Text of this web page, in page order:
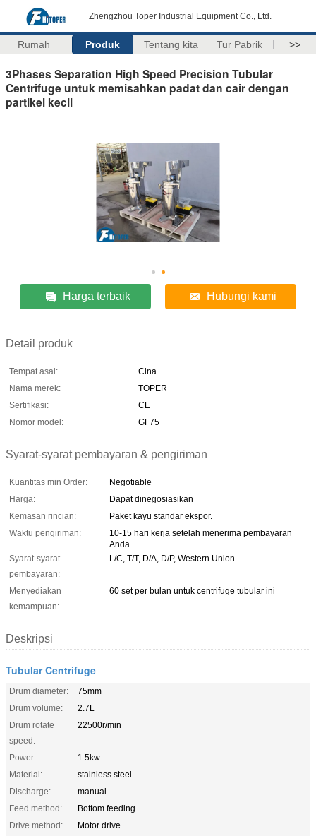
Zhengzhou Toper Industrial Equipment Co., Ltd.
Rumah Produk Tentang kita Tur Pabrik >>
3Phases Separation High Speed Precision Tubular
Centrifuge untuk memisahkan padat dan cair dengan
partikel kecil
Harga terbaik Hubungi kami
Detail produk
Tempat asal:
Cina
Nama merek:
TOPER
Sertifikasi:
CE
Nomor model:
GF75
Syarat-syarat pembayaran & pengiriman
Kuantitas min Order:
Negotiable
Harga:
Dapat dinegosiasikan
Kemasan rincian:
Paket kayu standar ekspor.
Waktu pengiriman:
10-15 hari kerja setelah menerima pembayaran
Anda
Syarat-syarat
pembayaran:
L/C, T/T, D/A, D/P, Western Union
Menyediakan
kemampuan:
60 set per bulan untuk centrifuge tubular ini
Deskripsi
Tubular Centrifuge
Drum diameter:
75mm
Drum volume:
2.7L
Drum rotate
speed:
22500r/min
Power:
1.5kw
Material:
stainless steel
Discharge:
manual
Feed method:
Bottom feeding
Drive method:
Motor drive